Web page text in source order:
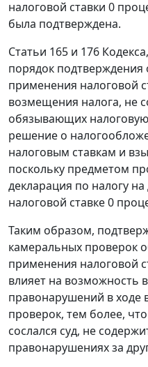
налоговой ставки 0
была подтверждена.
Статьи 165 и 176
порядок подтверждения
применения налоговой
возмещения налога, не
обязывающих
решение о
налоговым ставкам и
поскольку предметом
декларация по налогу
налоговой ставке 0
Таким образом,
камеральных проверок
применения налоговой
влияет на возможность
правонарушений в ходе
проверок, тем более,
сослался суд, не
правонарушениях за